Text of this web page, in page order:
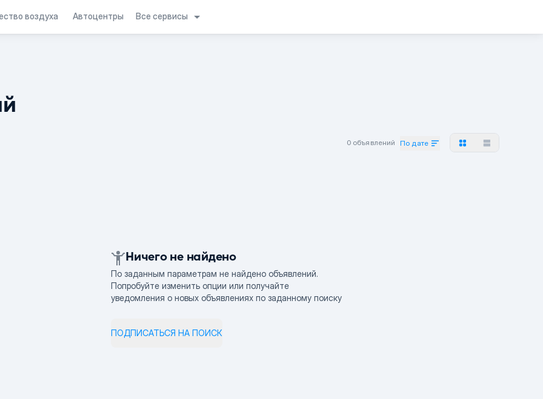
воздуха Автоцентры Все сервисы
0 объявлений По дате
Ничего не найдено
По заданным параметрам не найдено объявлений.
Попробуйте изменить опции или получайте
уведомления о новых объявлениях по заданному поиску
ПОДПИСАТЬСЯ НА ПОИСК